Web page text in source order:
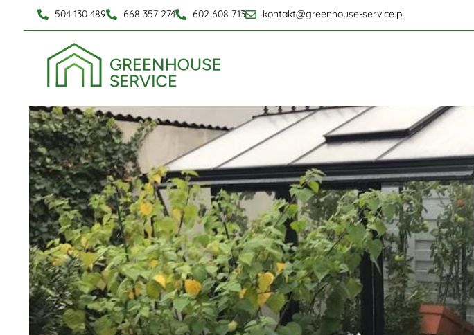
504 130 489 668 357 274 602 608 713 kontakt@greenhouse-service.pl